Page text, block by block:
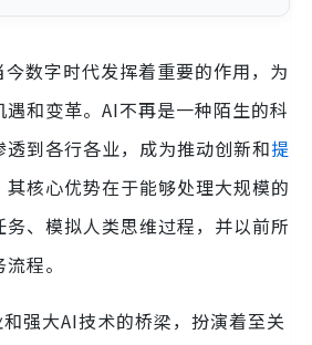
数字时代发挥着重要的作用，为
和变革。AI不再是一种陌生的科
到各行各业，成为推动创新和提
其核心优势在于能够处理大规模的
、模拟人类思维过程，并以前所
程。
强大AI技术的桥梁，扮演着至关